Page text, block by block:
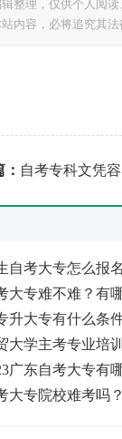
整理，仅供个人阅
内容，必将追究其法
自考专科文凭容易
自考大专怎么报
大专难不难？有
升大专有什么条
广东自考大专有